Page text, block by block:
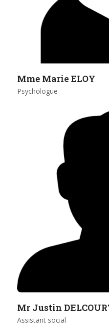
Mme Marie ELOY
Psychologue
Mr Justin
Assistant social